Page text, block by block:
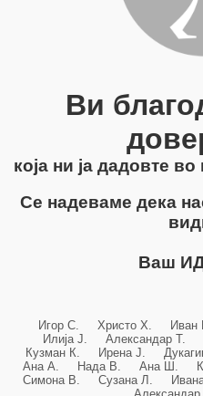
Ви
која ни ја дадовте
Се надеваме дека
Ваш
Игор С. Христо Х.
Илија Ј. Александар
Кузман К. Ирена Ј.
Ана А. Нада В. Ана Ш.
Симона В. Сузана Л.